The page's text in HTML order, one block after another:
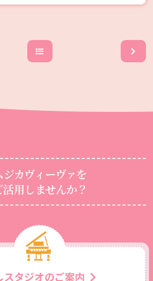
ジカヴィーヴァを
活用しませんか？
スタジオのご案内